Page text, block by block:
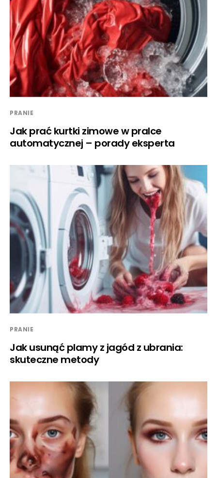
PRANIE
Jak prać kurtki zimowe w pralce
automatycznej – porady eksperta
PRANIE
Jak usunąć plamy z jagód z ubrania:
skuteczne metody